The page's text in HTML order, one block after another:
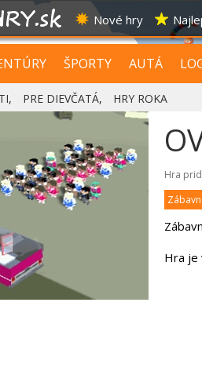
Nové hry
ŠPORTY AUTÁ
, PRE DIEVČATÁ, HRY ROKA
Hra
Hra je